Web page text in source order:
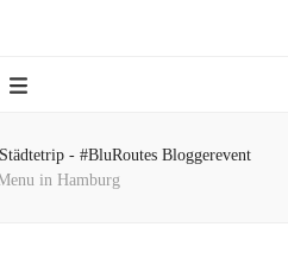
- #BluRoutes Bloggerevent
in Hamburg